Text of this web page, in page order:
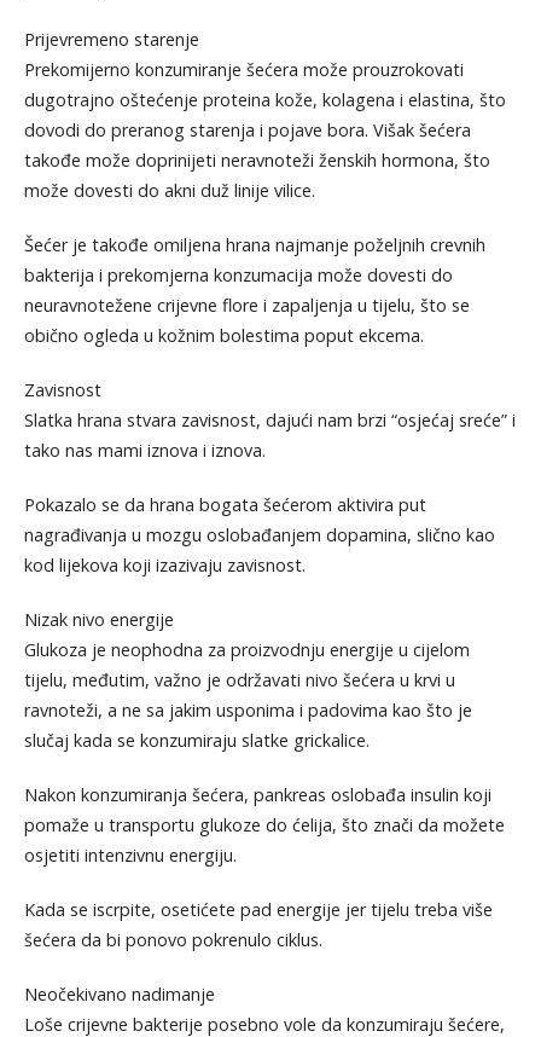
Prijevremeno starenje
Prekomijerno konzumiranje šećera može prouzrokovati
dugotrajno oštećenje proteina kože, kolagena i elastina, što
dovodi do preranog starenja i pojave bora. Višak šećera
takođe može doprinijeti neravnoteži ženskih hormona, što
može dovesti do akni duž linije vilice.
Šećer je takođe omiljena hrana najmanje poželjnih crevnih
bakterija i prekomjerna konzumacija može dovesti do
neuravnotežene crijevne flore i zapaljenja u tijelu, što se
obično ogleda u kožnim bolestima poput ekcema.
Zavisnost
Slatka hrana stvara zavisnost, dajući nam brzi “osjećaj sreće” i
tako nas mami iznova i iznova.
Pokazalo se da hrana bogata šećerom aktivira put
nagrađivanja u mozgu oslobađanjem dopamina, slično kao
kod lijekova koji izazivaju zavisnost.
Nizak nivo energije
Glukoza je neophodna za proizvodnju energije u cijelom
tijelu, međutim, važno je održavati nivo šećera u krvi u
ravnoteži, a ne sa jakim usponima i padovima kao što je
slučaj kada se konzumiraju slatke grickalice.
Nakon konzumiranja šećera, pankreas oslobađa insulin koji
pomaže u transportu glukoze do ćelija, što znači da možete
osjetiti intenzivnu energiju.
Kada se iscrpite, osetićete pad energije jer tijelu treba više
šećera da bi ponovo pokrenulo ciklus.
Neočekivano nadimanje
Loše crijevne bakterije posebno vole da konzumiraju šećere,